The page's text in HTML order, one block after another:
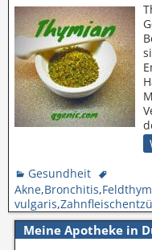
Gesundheit
Akne,Bronchitis,
vulgaris,
Meine Apotheke in